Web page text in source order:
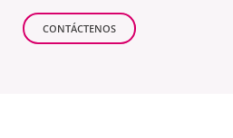
CONTÁCTENOS